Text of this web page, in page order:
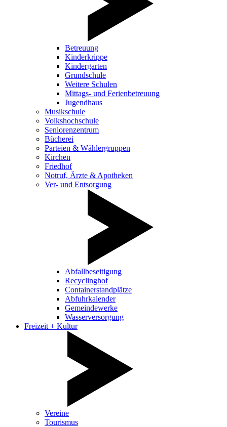
Betreuung
Kinderkrippe
Kindergarten
Grundschule
Weitere Schulen
Mittags- und Ferienbetreuung
Jugendhaus
Musikschule
Volkshochschule
Seniorenzentrum
Bücherei
Parteien & Wählergruppen
Kirchen
Friedhof
Notruf, Ärzte & Apotheken
Ver- und Entsorgung
Abfallbeseitigung
Recyclinghof
Containerstandplätze
Abfuhrkalender
Gemeindewerke
Wasserversorgung
Freizeit + Kultur
Vereine
Tourismus